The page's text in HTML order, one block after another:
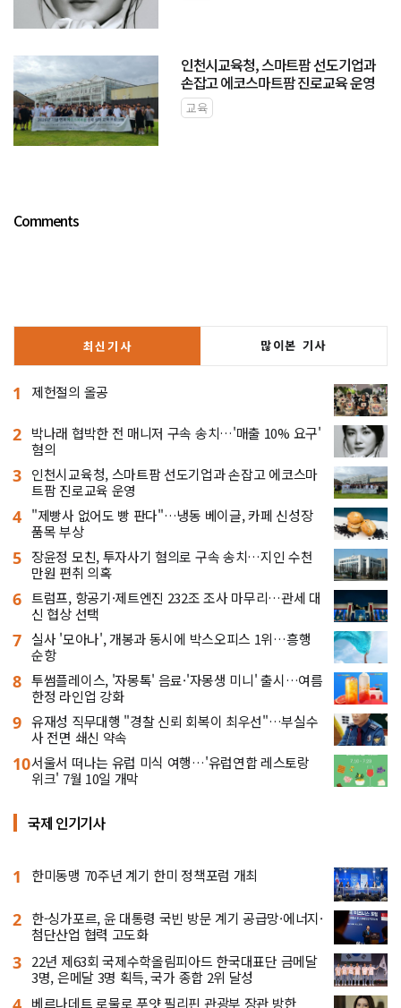
인천시교육청, 스마트팜 선도기업과
손잡고 에코스마트팜 진로교육 운영
교육
Comments
최신기사 많이본 기사
1 제헌절의 올공
2 박나래 협박한 전 매니저 구속 송치…'매출 10% 요구'
혐의
3 인천시교육청, 스마트팜 선도기업과 손잡고 에코스마
트팜 진로교육 운영
4 "제빵사 없어도 빵 판다"…냉동 베이글, 카페 신성장
품목 부상
5 장윤정 모친, 투자사기 혐의로 구속 송치…지인 수천
만원 편취 의혹
6 트럼프, 항공기·제트엔진 232조 조사 마무리…관세 대
신 협상 선택
7 실사 '모아나', 개봉과 동시에 박스오피스 1위…흥행
순항
8 투썸플레이스, '자몽톡' 음료·'자몽생 미니' 출시…여름
한정 라인업 강화
9 유재성 직무대행 "경찰 신뢰 회복이 최우선"…부실수
사 전면 쇄신 약속
10서울서 떠나는 유럽 미식 여행…'유럽연합 레스토랑
위크' 7월 10일 개막
국제 인기기사
1 한미동맹 70주년 계기 한미 정책포럼 개최
2 한-싱가포르, 윤 대통령 국빈 방문 계기 공급망·에너지·
첨단산업 협력 고도화
3 22년 제63회 국제수학올림피아드 한국대표단 금메달
3명, 은메달 3명 획득, 국가 종합 2위 달성
베르나데트 로물로 푸얏 필리핀 관광부 장관 방한